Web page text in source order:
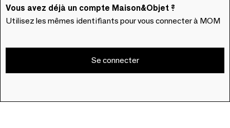
Vous avez déjà un compte Maison&Objet ?
Utilisez les mêmes identifiants pour vous connecter à MOM
Se connecter